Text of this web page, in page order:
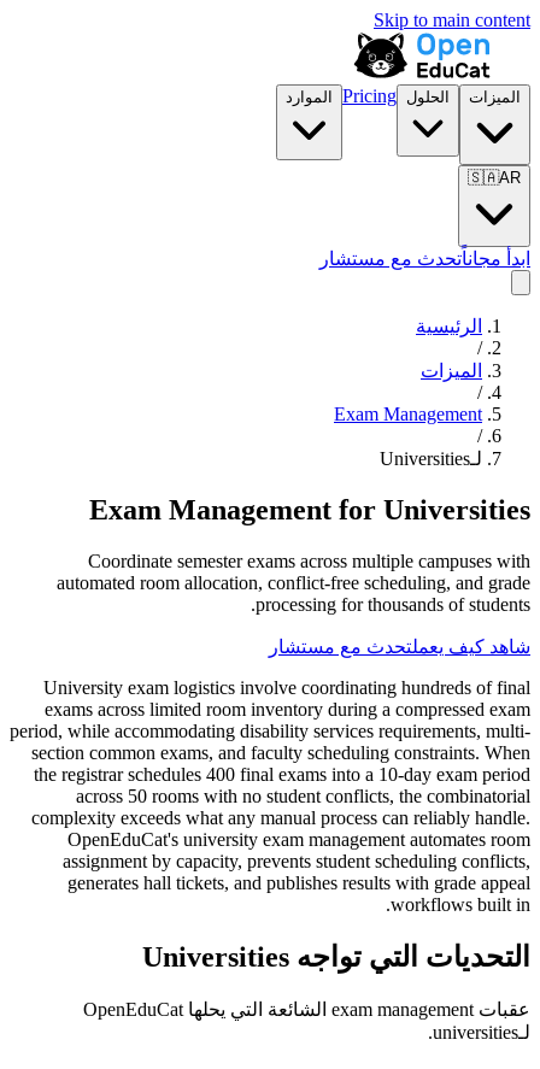
Skip to main content
الميزات الحلول Pricing الموارد
🇸🇦AR
ابدأ مجاناًتحدث مع مستشار
الرئيسية
/
الميزات
/
Exam Management
/
لـUniversities
Exam Management for Universities
Coordinate semester exams across multiple campuses with
automated room allocation, conflict-free scheduling, and grade
processing for thousands of students.
شاهد كيف يعملتحدث مع مستشار
University exam logistics involve coordinating hundreds of final
exams across limited room inventory during a compressed exam
period, while accommodating disability services requirements, multi-
section common exams, and faculty scheduling constraints. When
the registrar schedules 400 final exams into a 10-day exam period
across 50 rooms with no student conflicts, the combinatorial
complexity exceeds what any manual process can reliably handle.
OpenEduCat's university exam management automates room
assignment by capacity, prevents student scheduling conflicts,
generates hall tickets, and publishes results with grade appeal
workflows built in.
التحديات التي تواجه Universities
عقبات exam management الشائعة التي يحلها OpenEduCat
لـuniversities.